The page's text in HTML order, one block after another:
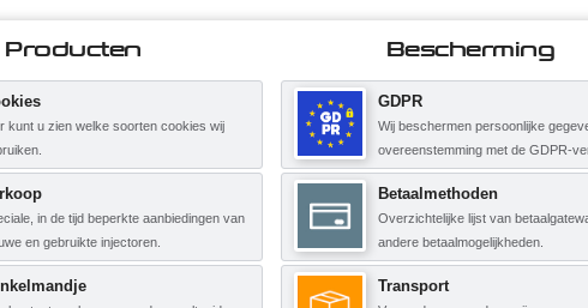
Producten
kunt u zien welke soorten cookies wij
in de tijd beperkte aanbiedingen van
en gebruikte injectoren.
Bescherming
GDPR
Wij beschermen persoonlijke
overeenstemming met de GDPR-
Betaalmethoden
Overzichtelijke lijst van
andere betaalmogelijkheden.
Transport